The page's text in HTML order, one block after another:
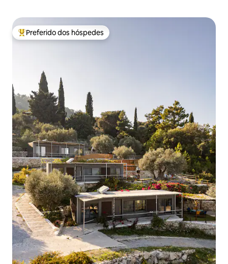
Entre os melhores preferidos dos hóspedes
Preferido dos hóspedes